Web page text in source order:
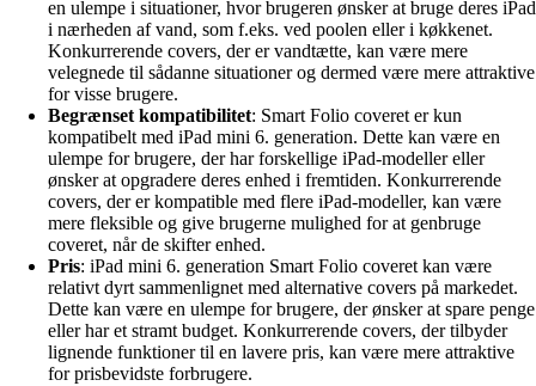
en ulempe i situationer, hvor brugeren ønsker at bruge deres iPad
i nærheden af vand, som f.eks. ved poolen eller i køkkenet.
Konkurrerende covers, der er vandtætte, kan være mere
velegnede til sådanne situationer og dermed være mere attraktive
for visse brugere.
Begrænset kompatibilitet: Smart Folio coveret er kun
kompatibelt med iPad mini 6. generation. Dette kan være en
ulempe for brugere, der har forskellige iPad-modeller eller
ønsker at opgradere deres enhed i fremtiden. Konkurrerende
covers, der er kompatible med flere iPad-modeller, kan være
mere fleksible og give brugerne mulighed for at genbruge
coveret, når de skifter enhed.
Pris: iPad mini 6. generation Smart Folio coveret kan være
relativt dyrt sammenlignet med alternative covers på markedet.
Dette kan være en ulempe for brugere, der ønsker at spare penge
eller har et stramt budget. Konkurrerende covers, der tilbyder
lignende funktioner til en lavere pris, kan være mere attraktive
for prisbevidste forbrugere.